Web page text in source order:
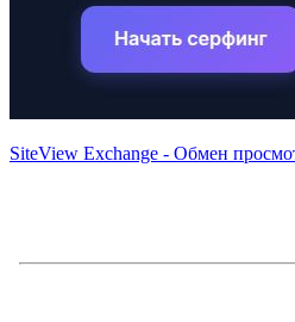
SiteView Exchange - Обмен